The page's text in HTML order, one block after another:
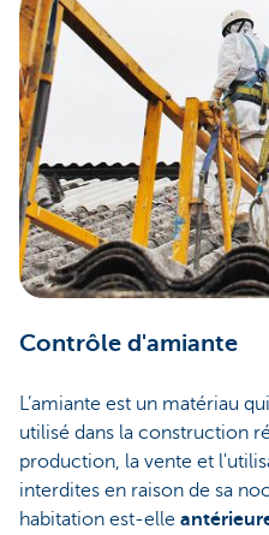
Contrôle d'amiante
L’amiante est un matériau
utilisé dans la construction
production, la vente et
interdites en raison de sa
habitation est-elle